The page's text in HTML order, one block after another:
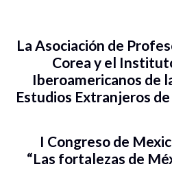
La Asociación de
Corea y el
Iberoamericanos de
Estudios Extranjeros
I Congreso de
“Las fortalezas de